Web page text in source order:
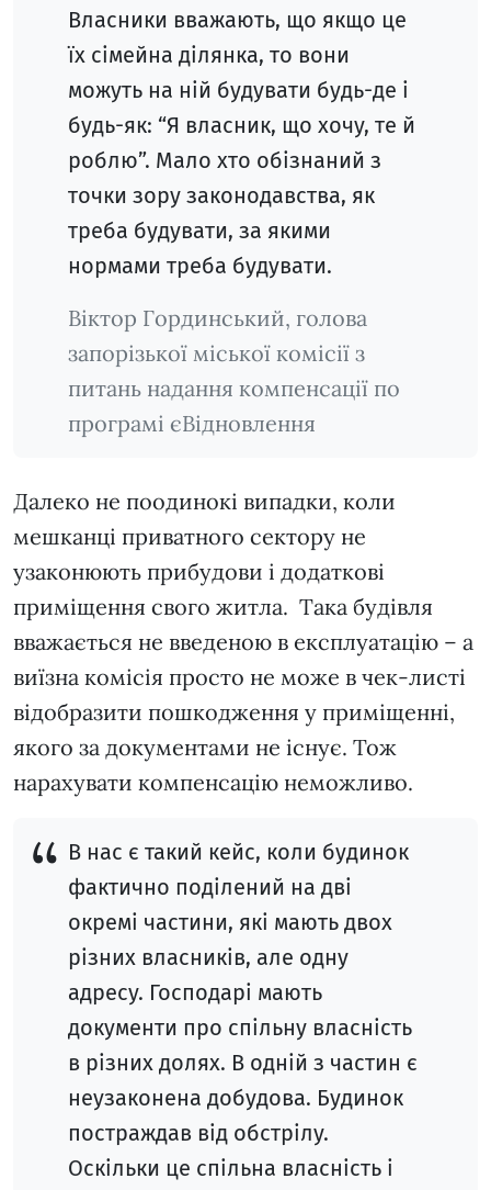
Власники вважають, що якщо це
їх сімейна ділянка, то вони
можуть на ній будувати будь-де і
будь-як: “Я власник, що хочу, те й
роблю”. Мало хто обізнаний з
точки зору законодавства, як
треба будувати, за якими
нормами треба будувати.
Віктор Гординський, голова
запорізької міської комісії з
питань надання компенсації по
програмі єВідновлення
Далеко не поодинокі випадки, коли
мешканці приватного сектору не
узаконюють прибудови і додаткові
приміщення свого житла. Така будівля
вважається не введеною в експлуатацію – а
виїзна комісія просто не може в чек-листі
відобразити пошкодження у приміщенні,
якого за документами не існує. Тож
нарахувати компенсацію неможливо.
В нас є такий кейс, коли будинок
фактично поділений на дві
окремі частини, які мають двох
різних власників, але одну
адресу. Господарі мають
документи про спільну власність
в різних долях. В одній з частин є
неузаконена добудова. Будинок
постраждав від обстрілу.
Оскільки це спільна власність і